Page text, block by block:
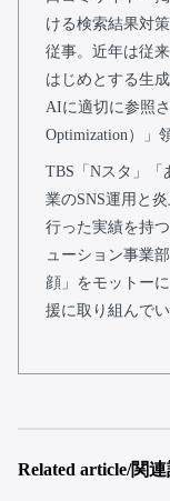
ける検索結果対
従事。近年は従
はじめとする生
AIに適切に参照
Optimization）」
TBS「Nスタ」「
業のSNS運用と
行った実績を持
ューション事業
顔」をモットー
援に取り組んでい
Related article/関